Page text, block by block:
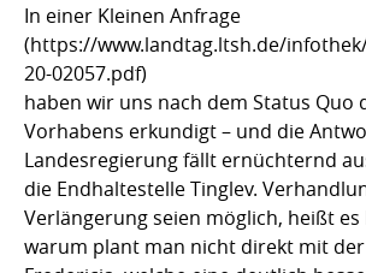
In einer Kleinen Anfrage
(https://www.landtag.ltsh.de/
20-02057.pdf)
haben wir uns nach dem Status Quo
Vorhabens erkundigt – und die
Landesregierung fällt ernüchternd
die Endhaltestelle Tinglev.
Verlängerung seien möglich, heißt es
warum plant man nicht direkt mit